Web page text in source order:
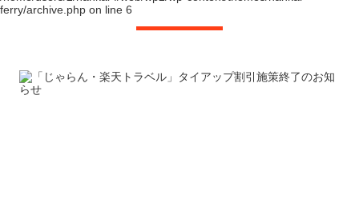
ferry/archive.php on line 6